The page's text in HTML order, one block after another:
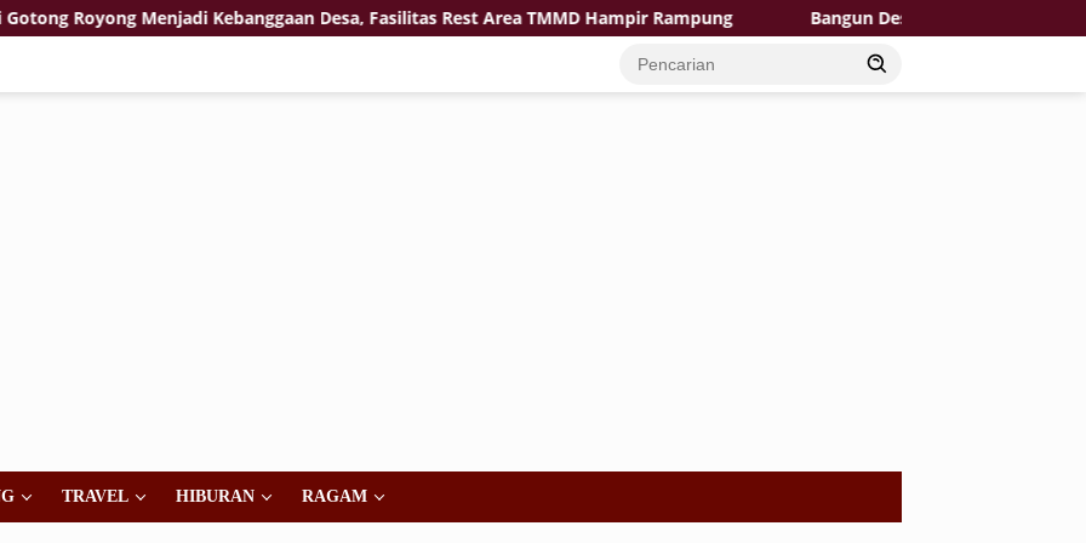
Menjadi Kebanggaan Desa, Fasilitas Rest Area TMMD Hampir Rampung Bangun Desa dengan Hati, TMMD Ke-129
TRAVEL HIBURAN RAGAM